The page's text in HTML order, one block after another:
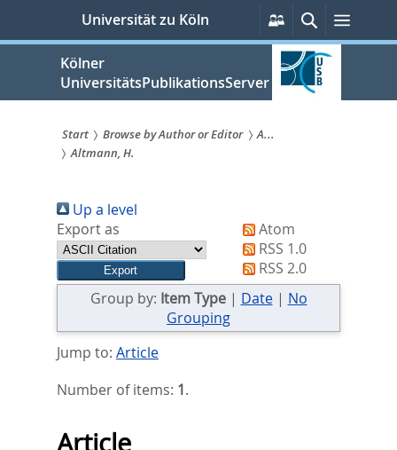
springen
Universität zu Köln
Persönliche
Services
Suche
Kölner
UniversitätsPublikationsServer
Sie
sind
hier:
Start Browse by Author or Editor
A...
Altmann, H.
Up a level
Export as
Atom
RSS 1.0
RSS 2.0
Group by: Item Type| Date| No
Grouping
Jump to: Article
Number of items: 1.
Article